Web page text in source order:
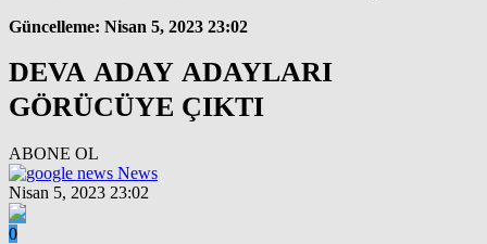
Güncelleme: Nisan 5, 2023 23:02
DEVA ADAY ADAYLARI
GÖRÜCÜYE ÇIKTI
ABONE OL
News
Nisan 5, 2023 23:02
0